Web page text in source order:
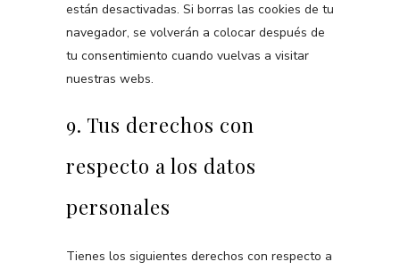
están desactivadas. Si borras las cookies de tu
navegador, se volverán a colocar después de
tu consentimiento cuando vuelvas a visitar
nuestras webs.
9. Tus derechos con
respecto a los datos
personales
Tienes los siguientes derechos con respecto a